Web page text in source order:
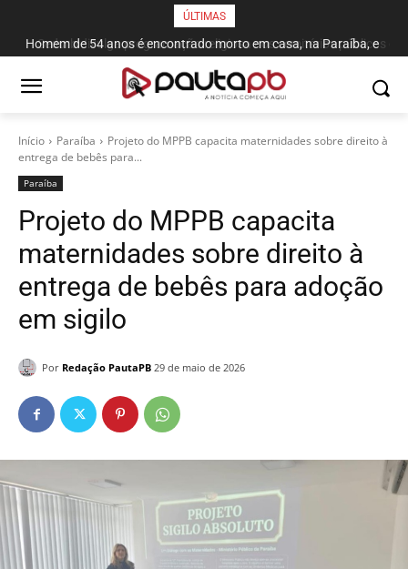
ÚLTIMAS
Homem de 54 anos é encontrado morto em casa, na Paraíba, e
companheira é apontada como suspeita
Sedurb divulga programação religiosa nos cemitérios públicos da
Capital para o Dia dos Pais
Início Paraí­ba
Projeto do MPPB capacita maternidades sobre direito à
entrega de bebês para...
Paraí­ba
Projeto do MPPB capacita
maternidades sobre direito à
entrega de bebês para adoção
em sigilo
Por Redação PautaPB 29 de maio de 2026